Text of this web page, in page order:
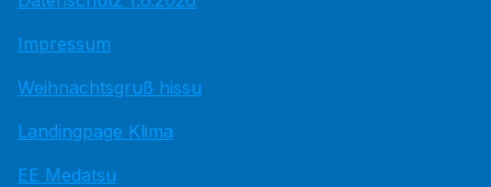
Impressum
Weihnachtsgruß hissu
Landingpage Klima
EE Medatsu